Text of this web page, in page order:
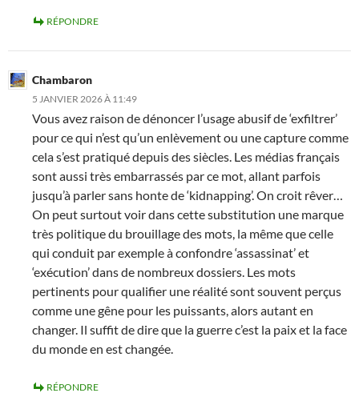
RÉPONDRE
Chambaron
5 JANVIER 2026 À 11:49
Vous avez raison de dénoncer l’usage abusif de ‘exfiltrer’
pour ce qui n’est qu’un enlèvement ou une capture comme
cela s’est pratiqué depuis des siècles. Les médias français
sont aussi très embarrassés par ce mot, allant parfois
jusqu’à parler sans honte de ‘kidnapping’. On croit rêver…
On peut surtout voir dans cette substitution une marque
très politique du brouillage des mots, la même que celle
qui conduit par exemple à confondre ‘assassinat’ et
‘exécution’ dans de nombreux dossiers. Les mots
pertinents pour qualifier une réalité sont souvent perçus
comme une gêne pour les puissants, alors autant en
changer. Il suffit de dire que la guerre c’est la paix et la face
du monde en est changée.
RÉPONDRE